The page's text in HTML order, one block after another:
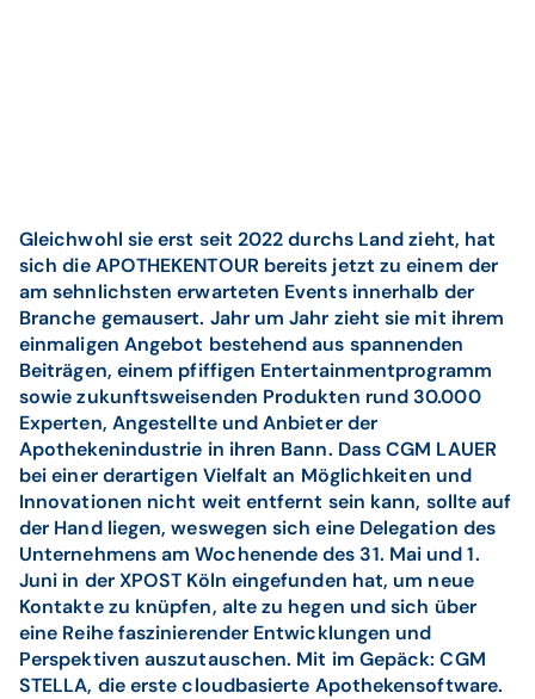
Gleichwohl sie erst seit 2022 durchs Land zieht, hat
sich die APOTHEKENTOUR bereits jetzt zu einem der
am sehnlichsten erwarteten Events innerhalb der
Branche gemausert. Jahr um Jahr zieht sie mit ihrem
einmaligen Angebot bestehend aus spannenden
Beiträgen, einem pfiffigen Entertainmentprogramm
sowie zukunftsweisenden Produkten rund 30.000
Experten, Angestellte und Anbieter der
Apothekenindustrie in ihren Bann. Dass CGM LAUER
bei einer derartigen Vielfalt an Möglichkeiten und
Innovationen nicht weit entfernt sein kann, sollte auf
der Hand liegen, weswegen sich eine Delegation des
Unternehmens am Wochenende des 31. Mai und 1.
Juni in der XPOST Köln eingefunden hat, um neue
Kontakte zu knüpfen, alte zu hegen und sich über
eine Reihe faszinierender Entwicklungen und
Perspektiven auszutauschen. Mit im Gepäck: CGM
STELLA, die erste cloudbasierte Apothekensoftware.